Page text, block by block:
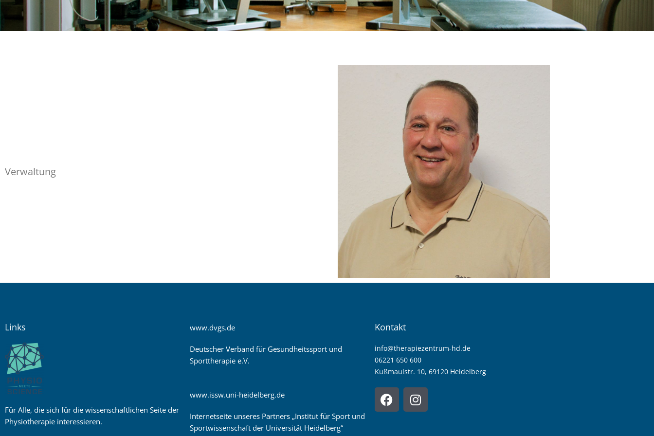
Verwaltung
Links
Für Alle, die sich für die wissenschaftlichen Seite der
Physiotherapie interessieren.
www.dvgs.de
Deutscher Verband für Gesundheitssport und
Sporttherapie e.V.
www.issw.uni-heidelberg.de
Internetseite unseres Partners „Institut für Sport und
Sportwissenschaft der Universität Heidelberg“
Kontakt
info@therapiezentrum-hd.de
06221 650 600
Kußmaulstr. 10, 69120 Heidelberg
F
a
c
I
n
s